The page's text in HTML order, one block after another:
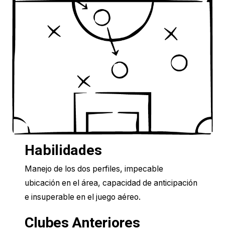
Habilidades
Manejo de los dos perfiles, impecable
ubicación en el área, capacidad de anticipación
e insuperable en el juego aéreo.
Clubes Anteriores